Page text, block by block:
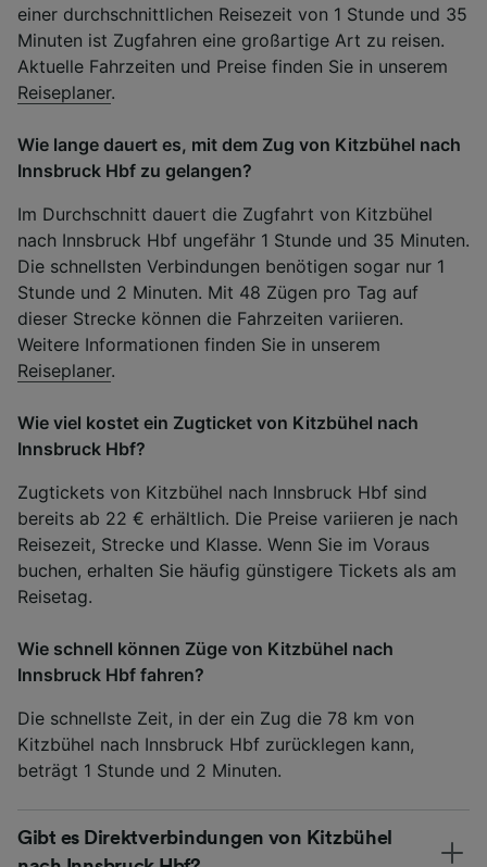
einer durchschnittlichen Reisezeit von 1 Stunde und 35
Minuten ist Zugfahren eine großartige Art zu reisen.
Aktuelle Fahrzeiten und Preise finden Sie in unserem
Reiseplaner.
Wie lange dauert es, mit dem Zug von Kitzbühel nach
Innsbruck Hbf zu gelangen?
Im Durchschnitt dauert die Zugfahrt von Kitzbühel
nach Innsbruck Hbf ungefähr 1 Stunde und 35 Minuten.
Die schnellsten Verbindungen benötigen sogar nur 1
Stunde und 2 Minuten. Mit 48 Zügen pro Tag auf
dieser Strecke können die Fahrzeiten variieren.
Weitere Informationen finden Sie in unserem
Reiseplaner.
Wie viel kostet ein Zugticket von Kitzbühel nach
Innsbruck Hbf?
Zugtickets von Kitzbühel nach Innsbruck Hbf sind
bereits ab 22 € erhältlich. Die Preise variieren je nach
Reisezeit, Strecke und Klasse. Wenn Sie im Voraus
buchen, erhalten Sie häufig günstigere Tickets als am
Reisetag.
Wie schnell können Züge von Kitzbühel nach
Innsbruck Hbf fahren?
Die schnellste Zeit, in der ein Zug die 78 km von
Kitzbühel nach Innsbruck Hbf zurücklegen kann,
beträgt 1 Stunde und 2 Minuten.
Gibt es Direktverbindungen von Kitzbühel